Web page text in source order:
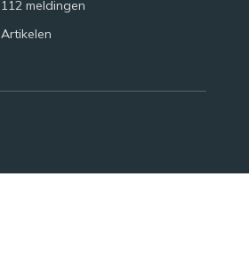
112 meldingen
Artikelen